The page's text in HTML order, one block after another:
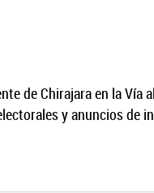
de Chirajara en la Vía
y anuncios de